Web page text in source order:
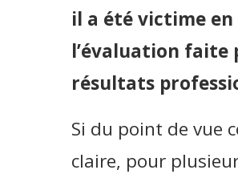
il a été victime
l’évaluation faite
résultats
Si du point de vue
claire, pour